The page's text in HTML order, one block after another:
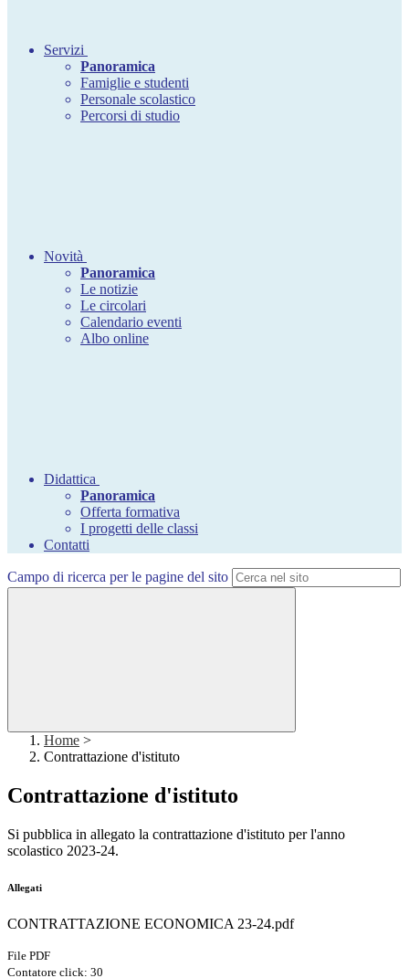
Servizi
Panoramica
Famiglie e studenti
Personale scolastico
Percorsi di studio
Novità
Panoramica
Le notizie
Le circolari
Calendario eventi
Albo online
Didattica
Panoramica
Offerta formativa
I progetti delle classi
Contatti
Campo di ricerca per le pagine del sito
Home >
Contrattazione d'istituto
Contrattazione d'istituto
Si pubblica in allegato la contrattazione d'istituto per l'anno
scolastico 2023-24.
Allegati
CONTRATTAZIONE ECONOMICA 23-24.pdf
File PDF
Contatore click: 30